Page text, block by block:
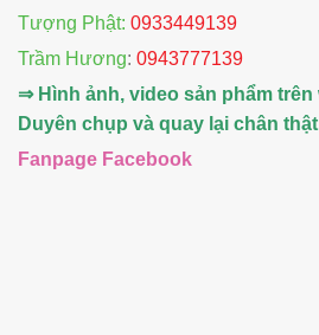
Tượng Phật: 0933449139
Trầm Hương: 0943777139
⇒ Hình ảnh, video sản phẩm
Duyên chụp và quay lại chân
Fanpage Facebook